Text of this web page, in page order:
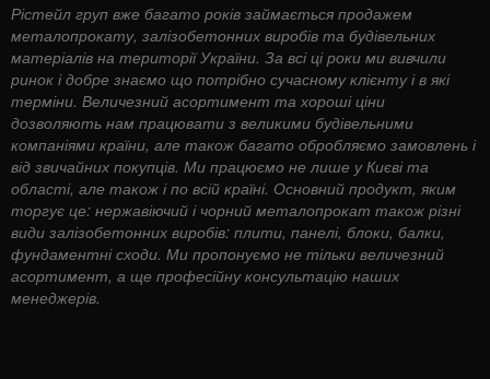
Рістейл груп вже багато років займається продажем
металопрокату, залізобетонних виробів та будівельних
матеріалів на території України. За всі ці роки ми вивчили
ринок і добре знаємо що потрібно сучасному клієнту і в які
терміни. Величезний асортимент та хороші ціни
дозволяють нам працювати з великими будівельними
компаніями країни, але також багато обробляємо замовлень і
від звичайних покупців. Ми працюємо не лише у Києві та
області, але також і по всій країні. Основний продукт, яким
торгує це: нержавіючий і чорний металопрокат також різні
види залізобетонних виробів: плити, панелі, блоки, балки,
фундаментні сходи. Ми пропонуємо не тільки величезний
асортимент, а ще професійну консультацію наших
менеджерів.